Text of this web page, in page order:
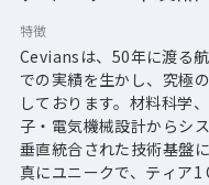
特徴
Ceviansは、50年に渡る
での実績を生かし、究極
しております。材料科学
子・電気機械設計からシ
垂直統合された技術基盤
真にユニークで、ティア1